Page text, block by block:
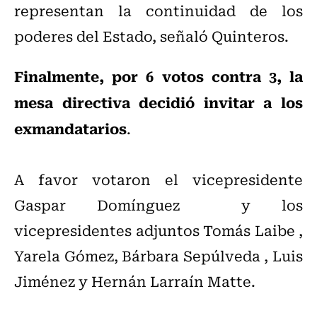
representan la continuidad de los
poderes del Estado, señaló Quinteros.
Finalmente, por 6 votos contra 3, la
mesa directiva decidió invitar a los
exmandatarios.
A favor votaron el vicepresidente
Gaspar Domínguez y los
vicepresidentes adjuntos Tomás Laibe ,
Yarela Gómez, Bárbara Sepúlveda , Luis
Jiménez y Hernán Larraín Matte.